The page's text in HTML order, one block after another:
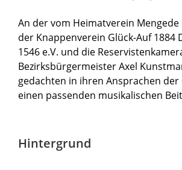
An der vom Heimatverein
der Knappenverein Glück-Auf
1546 e.V. und die
Bezirksbürgermeister Axel
gedachten in ihren Ansprachen
einen passenden musikalischen
Hintergrund